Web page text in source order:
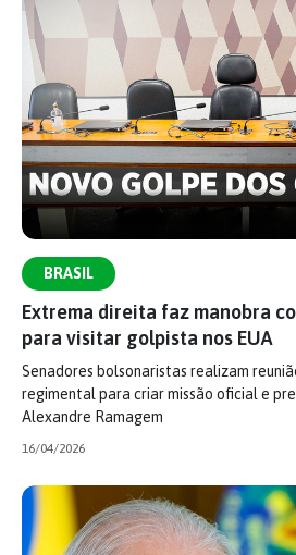
BRASIL
Extrema direita faz manobra
para visitar golpista nos EUA
Senadores bolsonaristas realizam
regimental para criar missão oficial e
Alexandre Ramagem
16/04/2026